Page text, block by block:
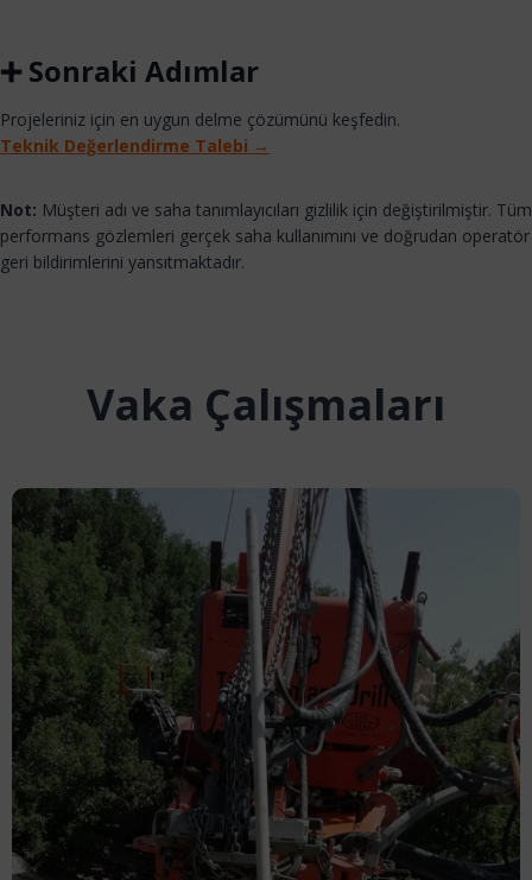
➕ Sonraki Adımlar
Projeleriniz için en uygun delme çözümünü keşfedin.
Teknik Değerlendirme Talebi →
Not: Müşteri adı ve saha tanımlayıcıları gizlilik için değiştirilmiştir. Tüm
performans gözlemleri gerçek saha kullanımını ve doğrudan operatör
geri bildirimlerini yansıtmaktadır.
Vaka Çalışmaları